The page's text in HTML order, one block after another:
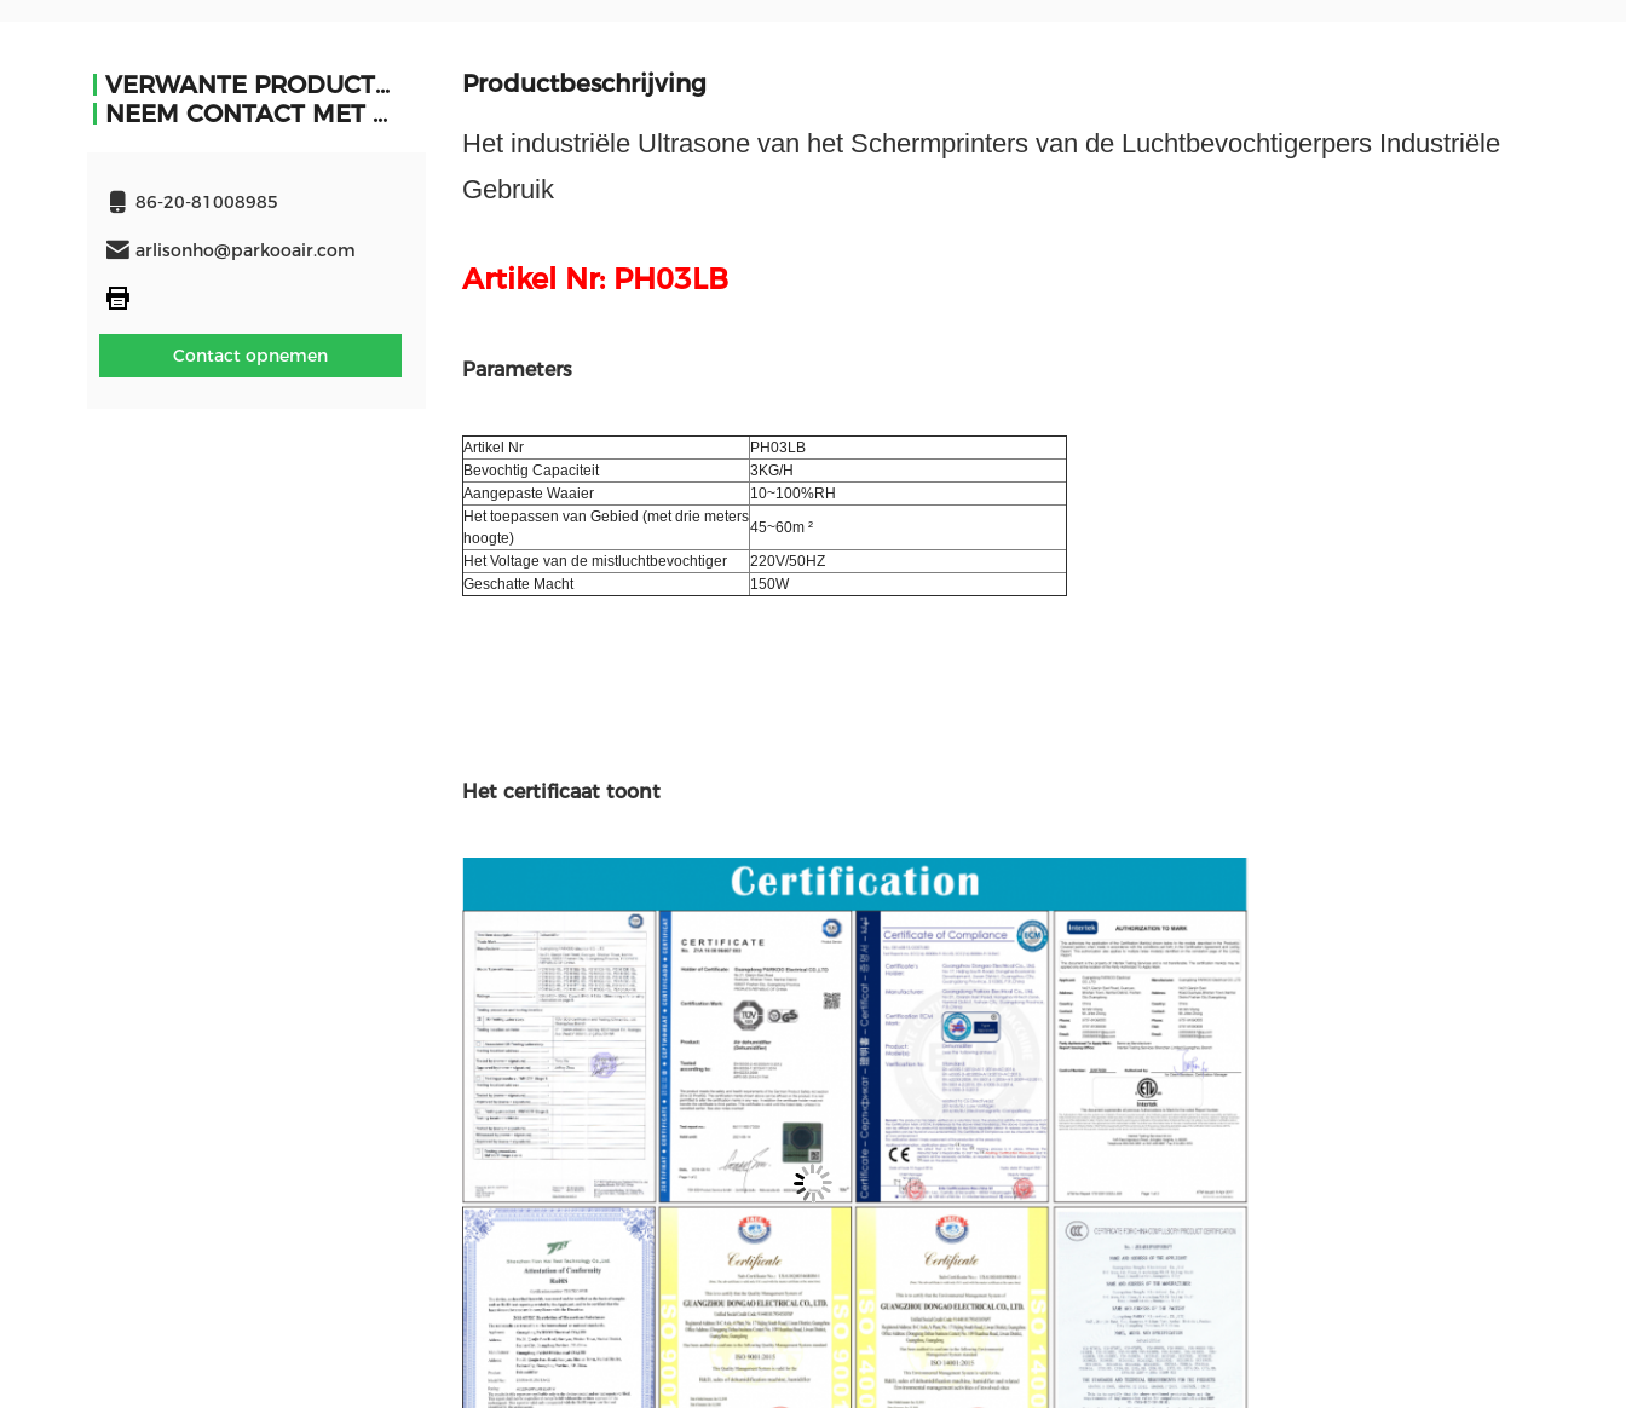
VERWANTE PRODUCTEN
NEEM CONTACT MET ONS OP
86-20-81008985
arlisonho@parkooair.com
Contact opnemen
Productbeschrijving
Het industriële Ultrasone van het Schermprinters van de Luchtbevochtigerpers Industriële
Gebruik
Artikel Nr: PH03LB
Parameters
Artikel Nr
PH03LB
Bevochtig Capaciteit
3KG/H
Aangepaste Waaier
10~100%RH
Het toepassen van Gebied (met drie meters
hoogte)
45~60m ²
Het Voltage van de mistluchtbevochtiger
220V/50HZ
Geschatte Macht
150W
Het certificaat toont